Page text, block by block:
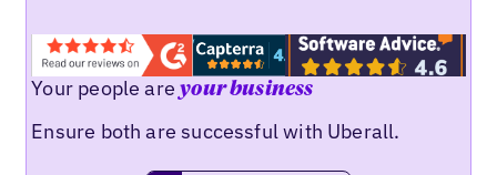
Your people areyour business
Ensure both are successful with Uberall.